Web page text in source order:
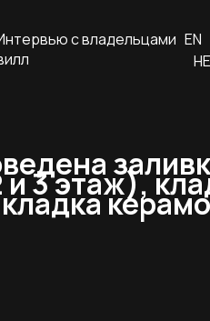
с владельцами EN
HE
3 этаж),